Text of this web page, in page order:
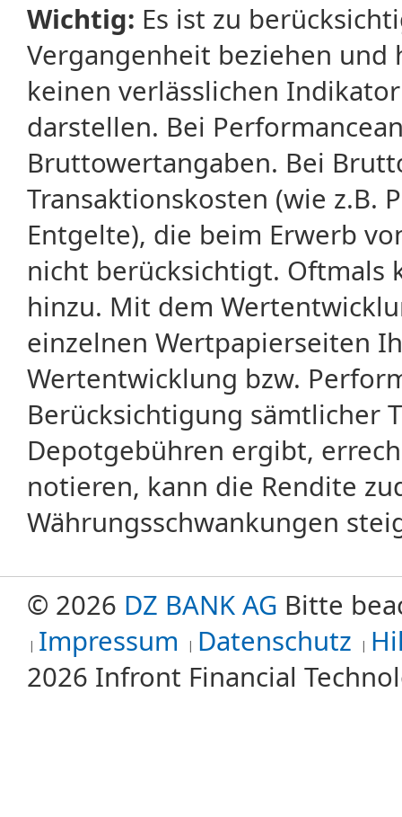
Wichtig: Es ist zu
Vergangenheit beziehen
keinen verlässlichen
darstellen. Bei
Bruttowertangaben. Bei
Transaktionskosten (wie z.B.
Entgelte), die beim Erwerb
nicht berücksichtigt. Oftmals
hinzu. Mit dem
einzelnen Wertpapierseiten
Wertentwicklung bzw.
Berücksichtigung sämtlicher
Depotgebühren ergibt,
notieren, kann die Rendite
Währungsschwankungen
© 2026 DZ BANK AG Bitte
Impressum
Datenschutz
2026 Infront Financial